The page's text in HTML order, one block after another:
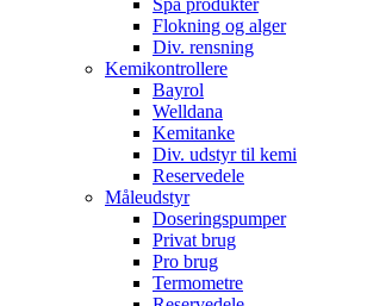
Spa produkter
Flokning og alger
Div. rensning
Kemikontrollere
Bayrol
Welldana
Kemitanke
Div. udstyr til kemi
Reservedele
Måleudstyr
Doseringspumper
Privat brug
Pro brug
Termometre